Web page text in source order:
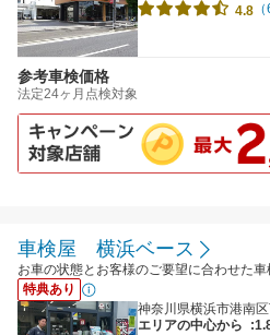
4.8
参考車検価格
法定24ヶ月点検対象
車検屋 横浜ベース
お車の状態とお客様のご要望に合わせた
特典あり
神奈川県横浜市港南
エリアの中心から